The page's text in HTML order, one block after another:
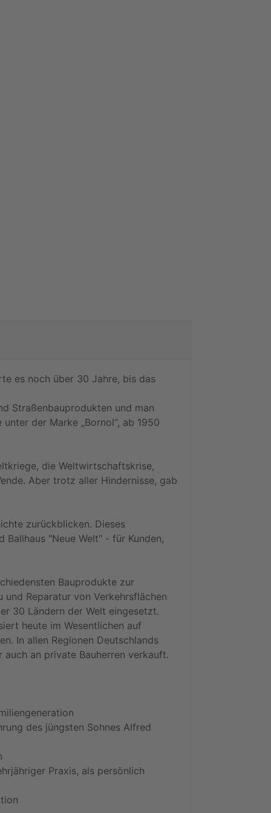
es noch über 30 Jahre, bis das
Straßenbauprodukten und man
der Marke „Bornol“, ab 1950
die Weltwirtschaftskrise,
Aber trotz aller Hindernisse, gab
zurückblicken. Dieses
"Neue Welt" - für Kunden,
Bauprodukte zur
Reparatur von Verkehrsflächen
30 Ländern der Welt eingesetzt.
heute im Wesentlichen auf
In allen Regionen Deutschlands
an private Bauherren verkauft.
des jüngsten Sohnes Alfred
Praxis, als persönlich